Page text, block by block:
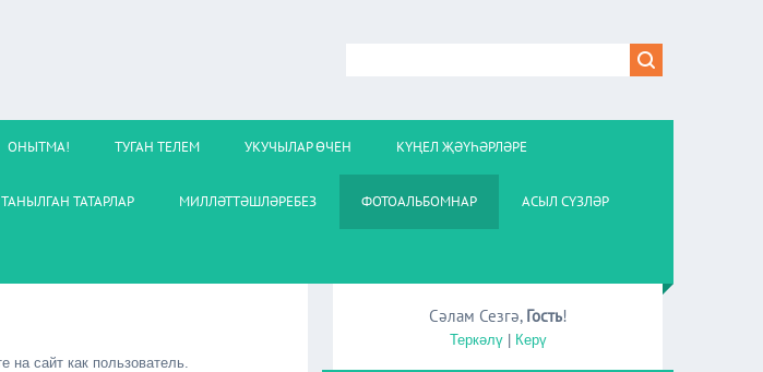
ОНЫТМА! ТУГАН ТЕЛЕМ УКУЧЫЛАР ӨЧЕН КҮҢЕЛ ҖӘҮҺӘРЛӘРЕ
ТАНЫЛГАН ТАТАРЛАР МИЛЛӘТТӘШЛӘРЕБЕЗ ФОТОАЛЬБОМНАР АСЫЛ СҮЗЛӘР
на сайт как пользователь.
Сәлам Сезгә, Гость!
Теркәлү| Керү